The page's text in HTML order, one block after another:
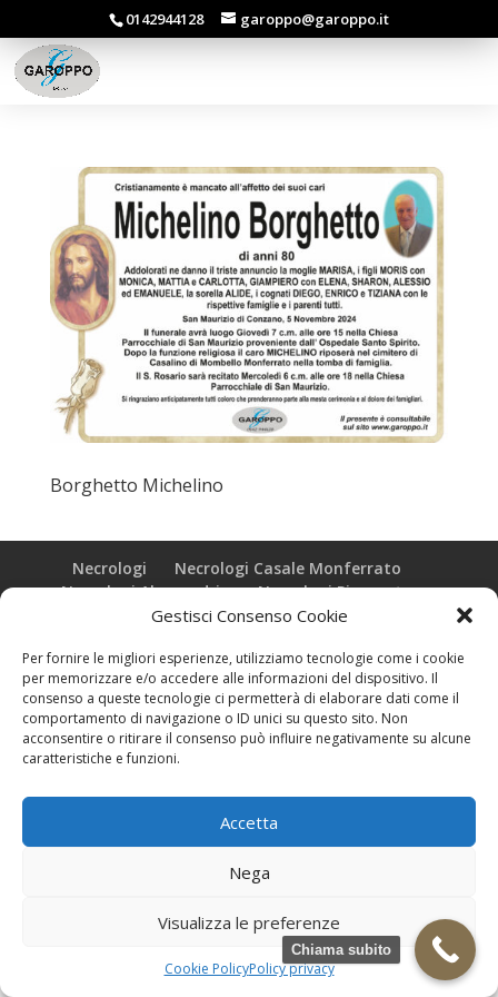
Gestisci Consenso Cookie
Per fornire le migliori esperienze, utilizziamo tecnologie come i cookie
per memorizzare e/o accedere alle informazioni del dispositivo. Il
consenso a queste tecnologie ci permetterà di elaborare dati come il
comportamento di navigazione o ID unici su questo sito. Non
acconsentire o ritirare il consenso può influire negativamente su alcune
caratteristiche e funzioni.
Accetta
Nega
Visualizza le preferenze
Cookie PolicyPolicy privacy
0142944128 garoppo@garoppo.it
Borghetto Michelino
Necrologi
Necrologi Casale Monferrato
Necrologi Alessandria
Necrologi Piemonte
Realizzazione grafica e Copyright © zeropensieri local web -
Casale Monferrato info@zeropensieri-cloud
Chiama subito